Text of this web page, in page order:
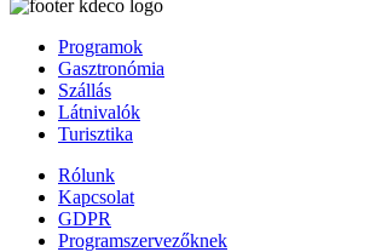
Vízitúra a Vág folyón
23 km,Vizi túra
Termál túra
Programok
Gasztronómia
Szállás
Látnivalók
Turisztika
Rólunk
Kapcsolat
GDPR
Programszervezőknek